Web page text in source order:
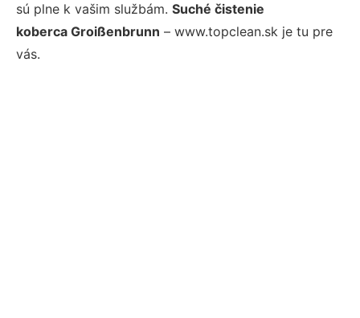
sú plne k vašim službám. Suché čistenie
koberca Groißenbrunn – www.topclean.sk je tu pre
vás.